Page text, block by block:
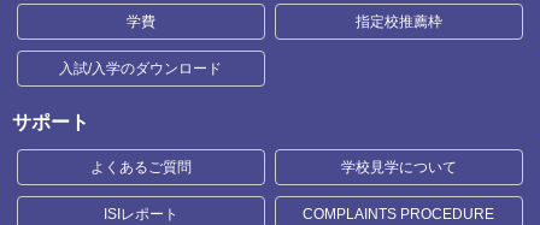
学費 指定校推薦枠
入試/入学のダウンロード
サポート
よくあるご質問 学校見学について
ISIレポート COMPLAINTS PROCEDURE